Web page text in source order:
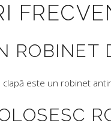
ROBINET
este un robinet